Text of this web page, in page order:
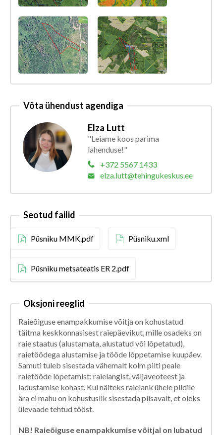
Võta ühendust agendiga
Elza Lutt
"Leiame koos parima
lahenduse!"
+372 5567 1433
elza.lutt@tehingukeskus.ee
Seotud failid
Püsniku MMK.pdf Püsniku.xml
Püsniku metsateatis ER 2.pdf
Oksjoni reeglid
Raieõiguse enampakkumise võitja on kohustatud
täitma keskkonnasisest raiepäevikut, mille osadeks on
raie staatus (alustamata, alustatud või lõpetatud),
raietöödega alustamise ja tööde lõppetamise kuupäev.
Samuti tuleb sisestada vähemalt kolm pilti peale
raietööde lõpetamist: raielangist, väljaveoteest ja
ladustamise kohast. Kui näiteks raielank ühele pildile
ära ei mahu on kohustuslik sisestada piisavalt, et oleks
ülevaade tehtud tööst.
NB! Raieõiguse enampakkumise võitjal on lubatud